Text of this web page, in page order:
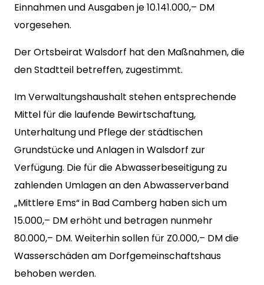
Einnahmen und Ausgaben je 10.141.000,– DM
vorgesehen.
Der Ortsbeirat Walsdorf hat den Maßnahmen, die
den Stadtteil betreffen, zugestimmt.
Im Verwaltungshaushalt stehen entsprechende
Mittel für die laufende Bewirtschaftung,
Unterhaltung und Pflege der städtischen
Grundstücke und Anlagen in Walsdorf zur
Verfügung. Die für die Abwasserbeseitigung zu
zahlenden Umlagen an den Abwasserverband
„Mittlere Ems“ in Bad Camberg haben sich um
15.000,– DM erhöht und betragen nunmehr
80.000,– DM. Weiterhin sollen für Z0.000,– DM die
Wasserschäden am Dorfgemeinschaftshaus
behoben werden.